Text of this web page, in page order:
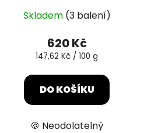
cream
Skladem (3 balení)
620 Kč
Měrná
147,62 Kč / 100 g
DO KOŠÍKU
🍪 Neodolatelný